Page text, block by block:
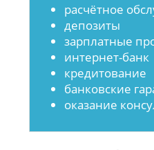
расчётное
депозиты
зарплатные
интернет-банк
кредитование
банковские
оказание